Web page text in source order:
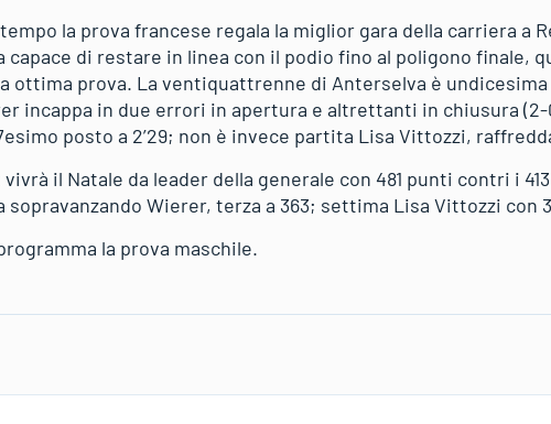
la prova francese regala la miglior gara della carriera a
capace di restare in linea con il podio fino al poligono finale,
ottima prova. La ventiquattrenne di Anterselva è undicesima
incappa in due errori in apertura e altrettanti in chiusura
posto a 2’29; non è invece partita Lisa Vittozzi,
il Natale da leader della generale con 481 punti contri i
sopravanzando Wierer, terza a 363; settima Lisa Vittozzi con
la prova maschile.